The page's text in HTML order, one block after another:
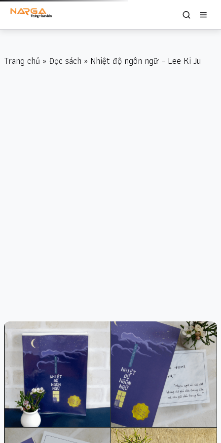
Trang chủ » Đọc sách » Nhiệt độ ngôn ngữ – Lee Ki Ju